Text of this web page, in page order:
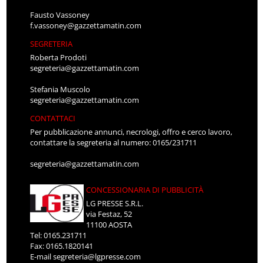
Fausto Vassoney
f.vassoney@gazzettamatin.com
SEGRETERIA
Roberta Prodoti
segreteria@gazzettamatin.com
Stefania Muscolo
segreteria@gazzettamatin.com
CONTATTACI
Per pubblicazione annunci, necrologi, offro e cerco lavoro,
contattare la segreteria al numero: 0165/231711
segreteria@gazzettamatin.com
CONCESSIONARIA DI PUBBLICITÀ
LG PRESSE S.R.L.
via Festaz, 52
11100 AOSTA
Tel: 0165.231711
Fax: 0165.1820141
E-mailsegreteria@lgpresse.com